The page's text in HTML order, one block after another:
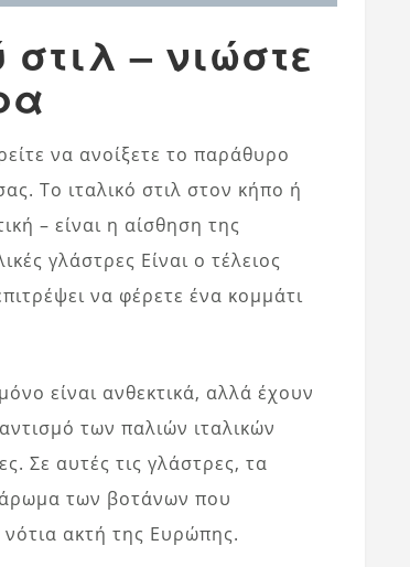
– νιώστε
να ανοίξετε το παράθυρο
Το ιταλικό στιλ στον κήπο ή
– είναι η αίσθηση της
γλάστρες Είναι ο τέλειος
να φέρετε ένα κομμάτι
είναι ανθεκτικά, αλλά έχουν
των παλιών ιταλικών
Σε αυτές τις γλάστρες, τα
άρωμα των βοτάνων που
ακτή της Ευρώπης.